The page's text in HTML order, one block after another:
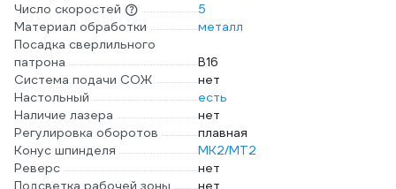
Число скоростей
5
Материал обработки
металл
Посадка сверлильного
патрона
B16
Система подачи СОЖ
нет
Настольный
есть
Наличие лазера
нет
Регулировка оборотов
плавная
Конус шпинделя
МК2/МТ2
Реверс
нет
Подсветка рабочей зоны
нет